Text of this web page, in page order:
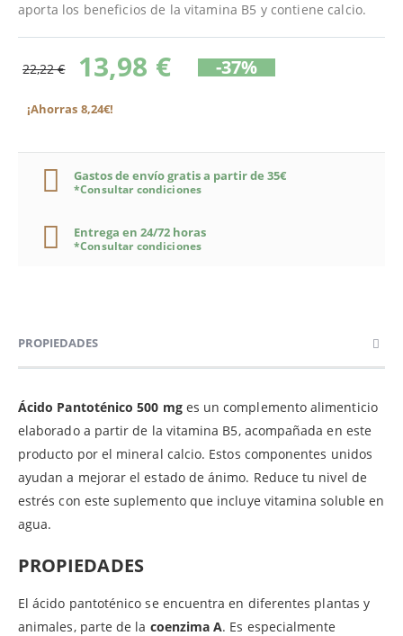
aporta los beneficios de la vitamina B5 y contiene calcio.
22,22 € 13,98 € -37%
¡Ahorras 8,24€!
Gastos de envío gratis a partir de 35€
*Consultar condiciones
Entrega en 24/72 horas
*Consultar condiciones
PROPIEDADES
Ácido Pantoténico 500 mges un complemento alimenticio
elaborado a partir de la vitamina B5, acompañada en este
producto por el mineral calcio. Estos componentes unidos
ayudan a mejorar el estado de ánimo. Reduce tu nivel de
estrés con este suplemento que incluye vitamina soluble en
agua.
PROPIEDADES
El ácido pantoténico se encuentra en diferentes plantas y
animales, parte de la coenzima A. Es especialmente